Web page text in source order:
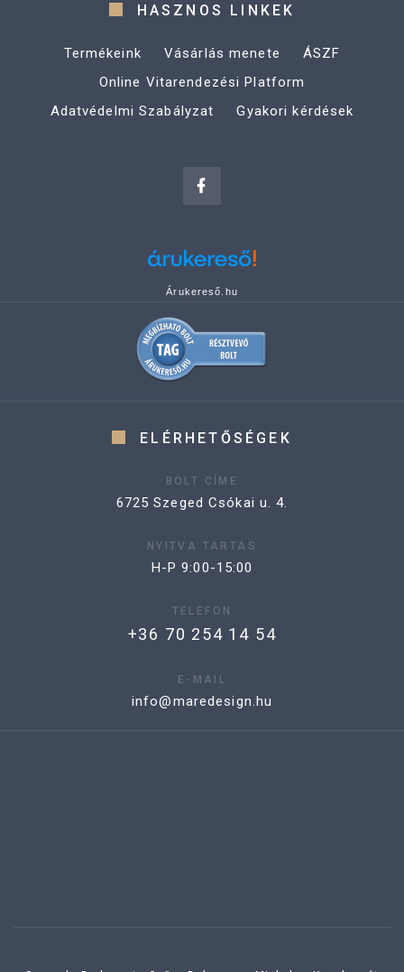
HASZNOS LINKEK
Termékeink Vásárlás menete
ÁSZF
Online Vitarendezési Platform
Adatvédelmi Szabályzat
Gyakori kérdések
Árukereső.hu
ELÉRHETŐSÉGEK
BOLT CÍME
6725 Szeged Csókai u. 4.
NYITVA TARTÁS
H-P 9:00-15:00
TELEFON
+36 70 254 14 54
E-MAIL
info@maredesign.hu